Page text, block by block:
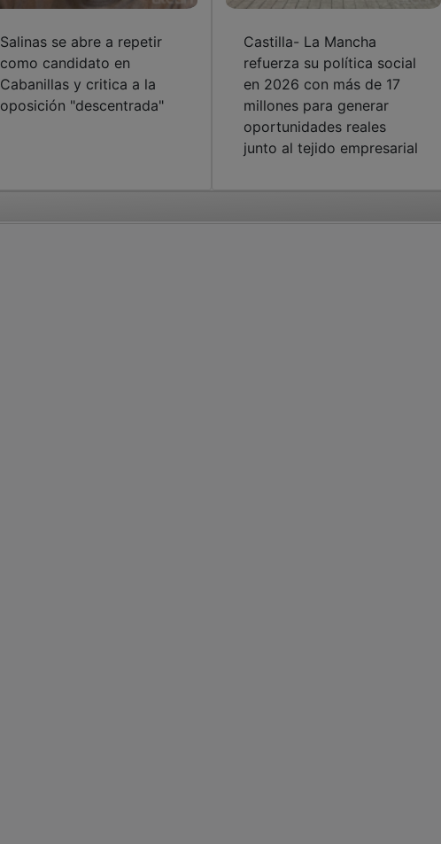
Salinas se abre a repetir
como candidato en
Cabanillas y critica a la
oposición "descentrada"
Castilla- La Mancha
refuerza su política social
en 2026 con más de 17
millones para generar
oportunidades reales
junto al tejido empresarial